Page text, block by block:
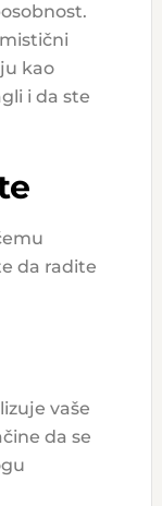
kao
i da ste
da radite
vaše
da se